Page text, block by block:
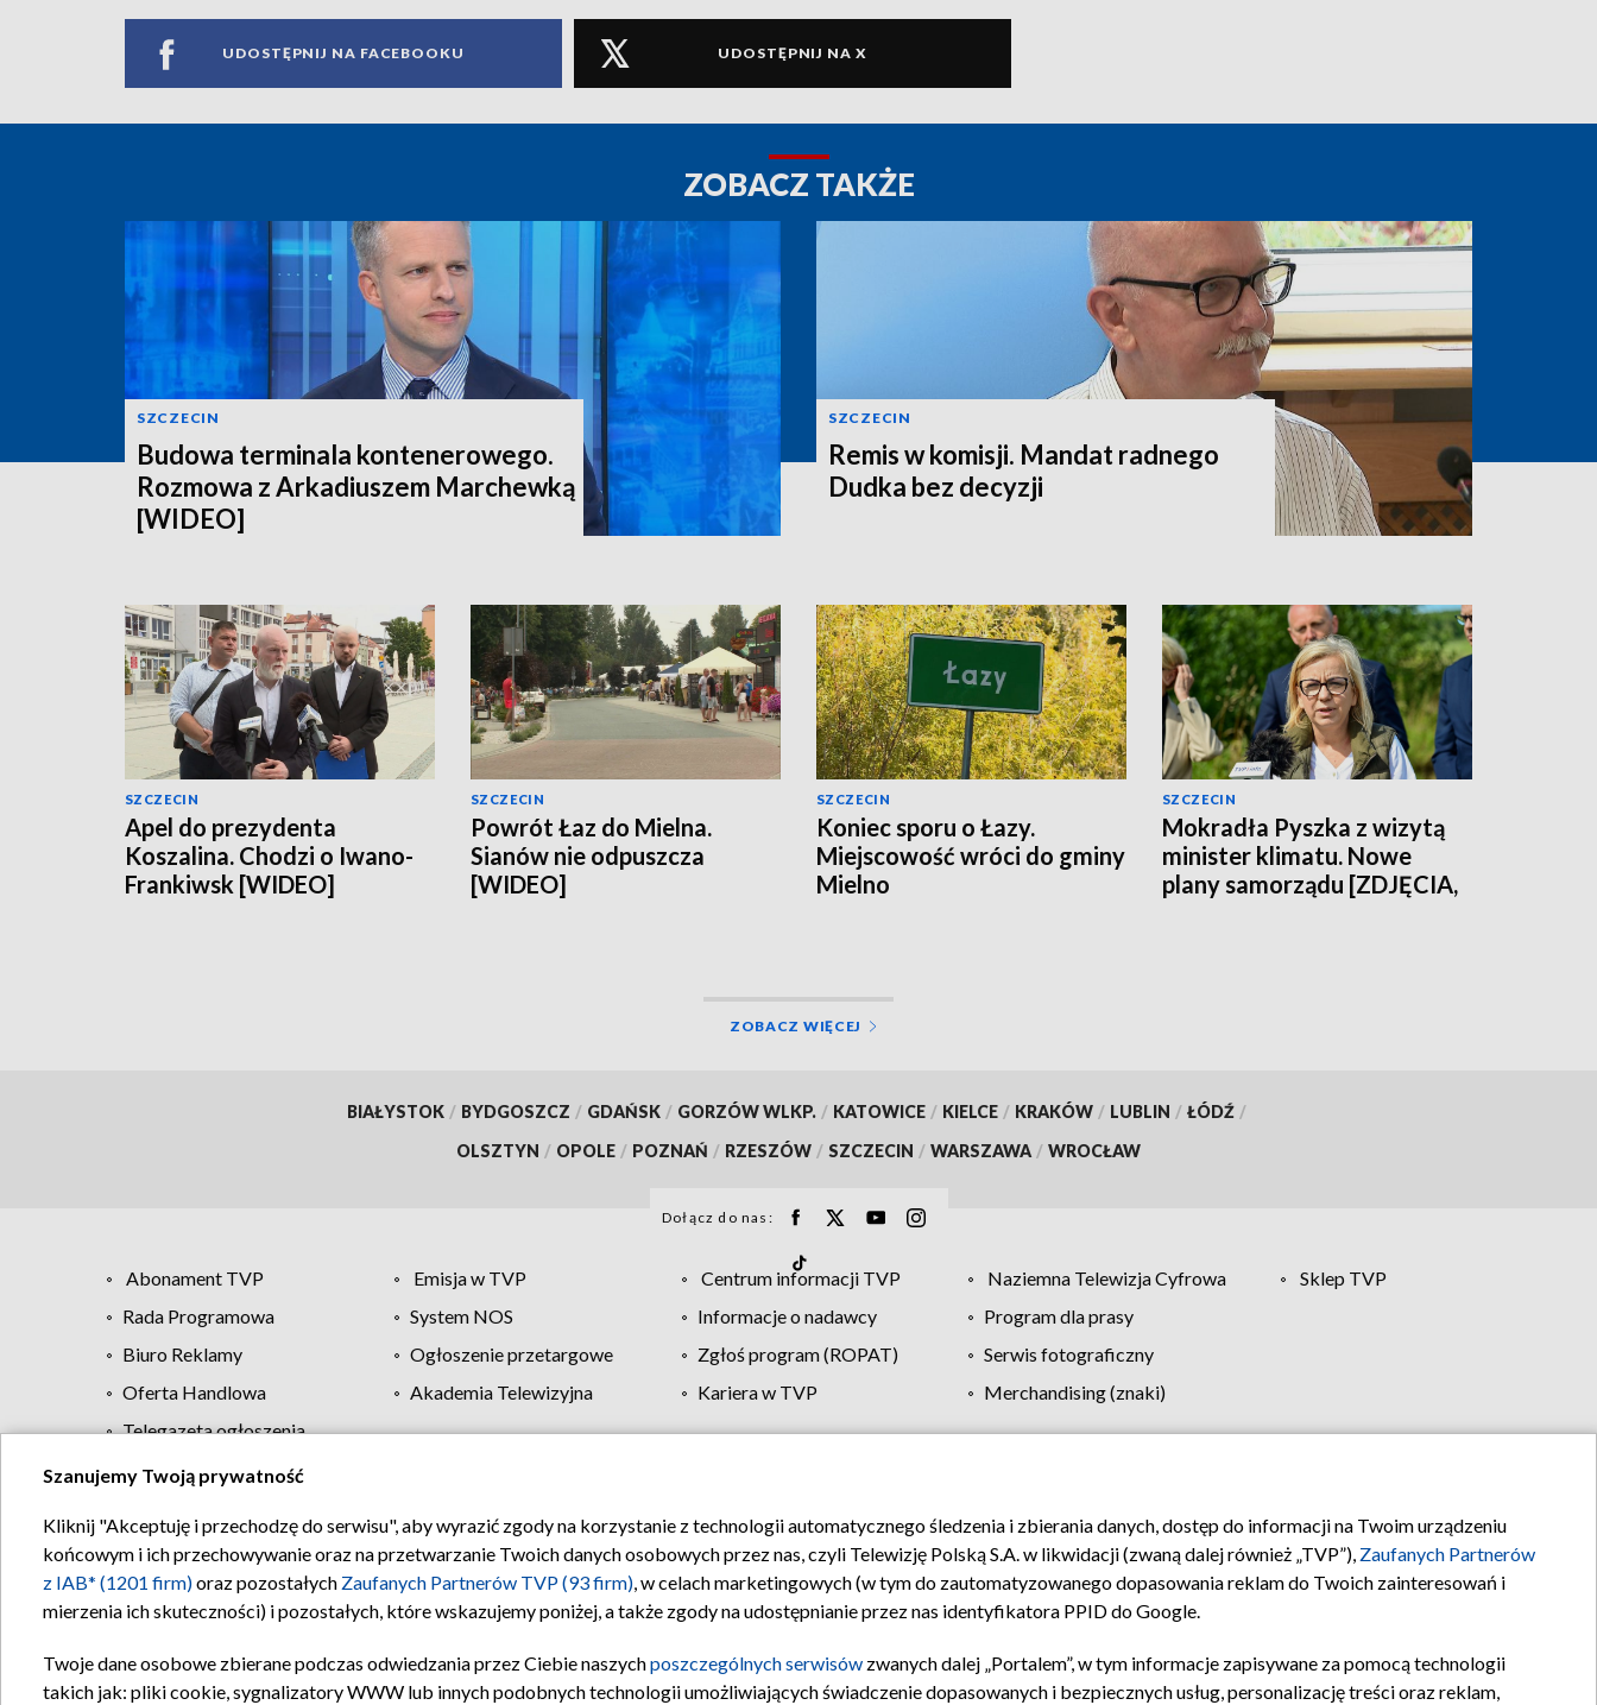
UDOSTĘPNIJ NA FACEBOOKU UDOSTĘPNIJ NA X
ZOBACZ TAKŻE
SZCZECIN
Budowa terminala kontenerowego.
Rozmowa z Arkadiuszem Marchewką
[WIDEO]
SZCZECIN
Remis w komisji. Mandat radnego
Dudka bez decyzji
SZCZECIN
Apel do prezydenta
Koszalina. Chodzi o Iwano-
Frankiwsk [WIDEO]
SZCZECIN
Powrót Łaz do Mielna.
Sianów nie odpuszcza
[WIDEO]
SZCZECIN
Koniec sporu o Łazy.
Miejscowość wróci do gminy
Mielno
SZCZECIN
Mokradła Pyszka z wizytą
minister klimatu. Nowe
plany samorządu [ZDJĘCIA,
ZOBACZ WIĘCEJ
BIAŁYSTOK / BYDGOSZCZ / GDAŃSK / GORZÓW WLKP. / KATOWICE / KIELCE / KRAKÓW / LUBLIN / ŁÓDŹ /
OLSZTYN / OPOLE / POZNAŃ / RZESZÓW / SZCZECIN / WARSZAWA / WROCŁAW
Dołącz do nas:
Abonament TVP Emisja w TVP Centrum informacji TVP Naziemna Telewizja Cyfrowa
Sklep TVP
Rada Programowa
System NOS Informacje o nadawcy
Program dla prasy
Biuro Reklamy
Ogłoszenie przetargowe Zgłoś program (ROPAT)
Serwis fotograficzny
Oferta Handlowa
Akademia Telewizyjna Kariera w TVP
Merchandising (znaki)
Telegazeta ogłoszenia
Regulamin TVP Polityka prywatności Moje zgody Pomoc Biuro reklamy Kontakt
Szanujemy Twoją prywatność
Kliknij "Akceptuję i przechodzę do serwisu", aby wyrazić zgody na korzystanie z technologii automatycznego śledzenia i zbierania danych, dostęp do informacji na Twoim urządzeniu
końcowym i ich przechowywanie oraz na przetwarzanie Twoich danych osobowych przez nas, czyli Telewizję Polską S.A. w likwidacji (zwaną dalej również „TVP”), Zaufanych Partnerów
z IAB* (1201 firm)oraz pozostałych Zaufanych Partnerów TVP (93 firm), w celach marketingowych (w tym do zautomatyzowanego dopasowania reklam do Twoich zainteresowań i
mierzenia ich skuteczności) i pozostałych, które wskazujemy poniżej, a także zgody na udostępnianie przez nas identyfikatora PPID do Google.
Twoje dane osobowe zbierane podczas odwiedzania przez Ciebie naszychposzczególnych serwisów zwanych dalej „Portalem”, w tym informacje zapisywane za pomocą technologii
takich jak: pliki cookie, sygnalizatory WWW lub innych podobnych technologii umożliwiających świadczenie dopasowanych i bezpiecznych usług, personalizację treści oraz reklam,